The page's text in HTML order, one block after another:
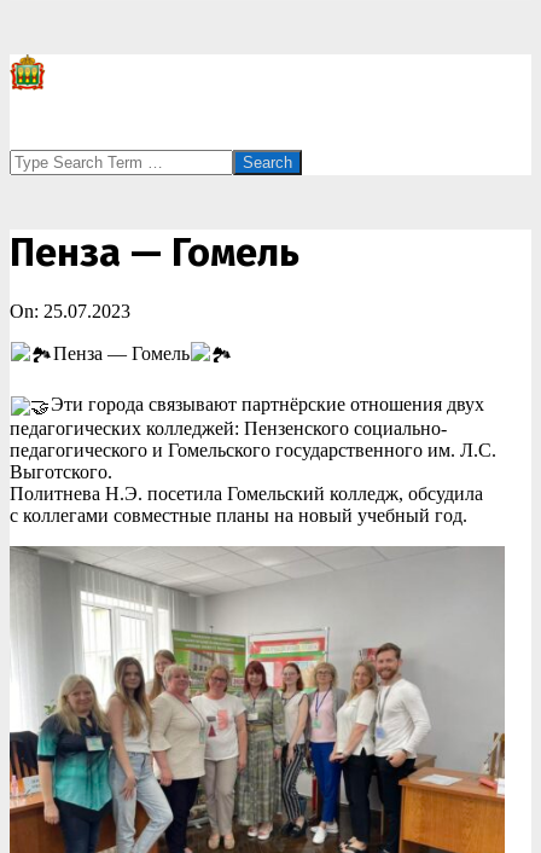
Search
Пенза — Гомель
On: 25.07.2023
Пенза — Гомель
Эти города связывают партнёрские отношения двух
педагогических колледжей: Пензенского социально-
педагогического и Гомельского государственного им. Л.С.
Выготского.
Политнева Н.Э. посетила Гомельский колледж, обсудила
с коллегами совместные планы на новый учебный год.